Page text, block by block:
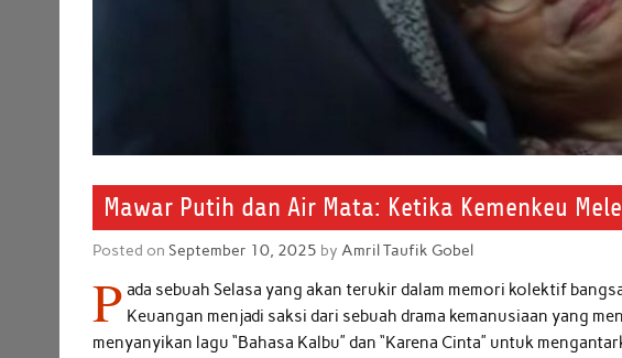
Mawar Putih dan Air Mata: Ketika Kemenkeu
Posted onSeptember 10, 2025 byAmril Taufik Gobel
P ada sebuah Selasa yang akan terukir dalam memori kolektif
Keuangan menjadi saksi dari sebuah drama kemanusiaan yang
menyanyikan lagu “Bahasa Kalbu” dan “Karena Cinta” untuk